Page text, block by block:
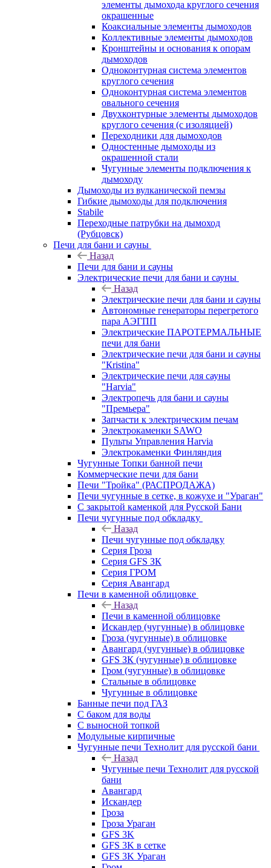
элементы дымохода круглого сечения
окрашенные
Коаксиальные элементы дымоходов
Коллективные элементы дымоходов
Кронштейны и основания к опорам
дымоходов
Одноконтурная система элементов
круглого сечения
Одноконтурная система элементов
овального сечения
Двухконтурные элементы дымоходов
круглого сечения (с изоляцией)
Переходники для дымоходов
Одностенные дымоходы из
окрашенной стали
Чугунные элементы подключения к
дымоходу
Дымоходы из вулканической пемзы
Гибкие дымоходы для подключения
Stabile
Переходные патрубки на дымоход
(Рубцовск)
Печи для бани и сауны
Назад
Печи для бани и сауны
Электрические печи для бани и сауны
Назад
Электрические печи для бани и сауны
Автономные генераторы перегретого
пара АЭГПП
Электрические ПАРОТЕРМАЛЬНЫЕ
печи для бани
Электрические печи для бани и сауны
"Кristina"
Электрические печи для сауны
"Harvia"
Электропечь для бани и сауны
"Премьера"
Запчасти к электрическим печам
Электрокаменки SAWO
Пульты Управления Harvia
Электрокаменки Финляндия
Чугунные Топки банной печи
Коммерческие печи для бани
Печи "Тройка" (РАСПРОДАЖА)
Печи чугунные в сетке, в кожухе и "Ураган"
С закрытой каменкой для Русской Бани
Печи чугунные под обкладку
Назад
Печи чугунные под обкладку
Серия Гроза
Серия GFS ЗК
Серия ГРОМ
Серия Авангард
Печи в каменной облицовке
Назад
Печи в каменной облицовке
Искандер (чугунные) в облицовке
Гроза (чугунные) в облицовке
Авангард (чугунные) в облицовке
GFS ЗК (чугунные) в облицовке
Гром (чугунные) в облицовке
Стальные в облицовке
Чугунные в облицовке
Банные печи под ГАЗ
С баком для воды
С выносной топкой
Модульные кирпичные
Чугунные печи Технолит для русской бани
Назад
Чугунные печи Технолит для русской
бани
Авангард
Искандер
Гроза
Гроза Ураган
GFS 3K
GFS 3K в сетке
GFS 3K Ураган